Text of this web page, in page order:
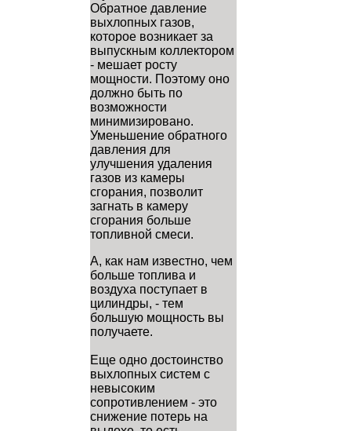
Обратное давление
выхлопных газов,
которое возникает за
выпускным коллектором
- мешает росту
мощности. Поэтому оно
должно быть по
возможности
минимизировано.
Уменьшение обратного
давления для
улучшения удаления
газов из камеры
сгорания, позволит
загнать в камеру
сгорания больше
топливной смеси.
А, как нам известно, чем
больше топлива и
воздуха поступает в
цилиндры, - тем
большую мощность вы
получаете.
Еще одно достоинство
выхлопных систем с
невысоким
сопротивлением - это
снижение потерь на